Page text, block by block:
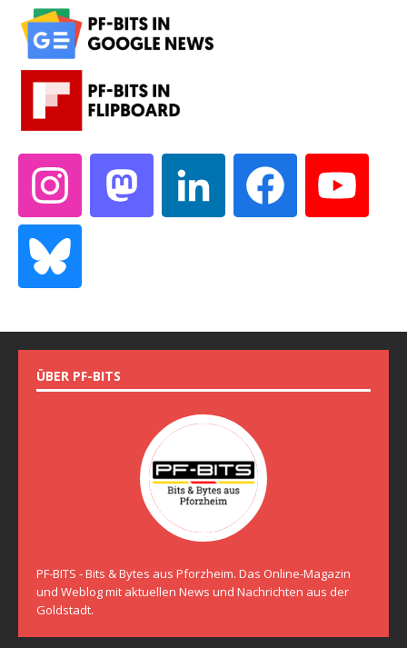
ÜBER PF-BITS
PF-BITS - Bits & Bytes aus Pforzheim. Das Online-Magazin
und Weblog mit aktuellen News und Nachrichten aus der
Goldstadt.